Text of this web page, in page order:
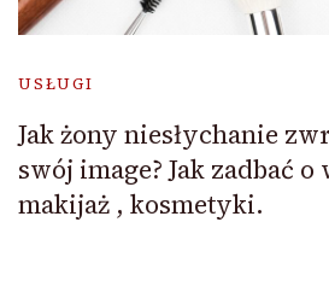
USŁUGI
Jak żony niesłychanie
swój image? Jak zadbać
makijaż , kosmetyki.